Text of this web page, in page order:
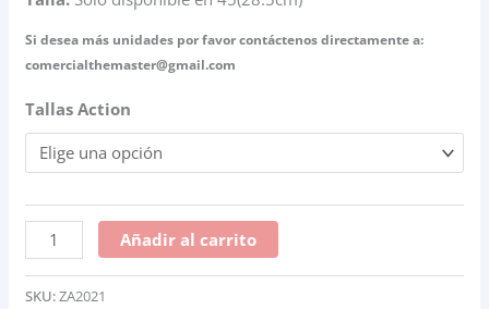
Si desea más unidades por favor contáctenos directamente a:
comercialthemaster@gmail.com
Tallas Action
Añadir al carrito
SKU:ZA2021